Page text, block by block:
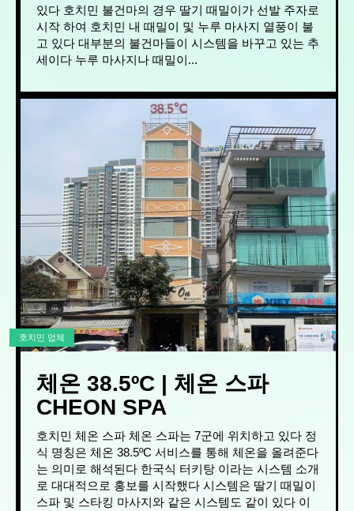
있다 호치민 불건마의 경우 딸기 때밀이가 선발 주자로
시작 하여 호치민 내 때밀이 및 누루 마사지 열풍이 불
고 있다 대부분의 불건마들이 시스템을 바꾸고 있는 추
세이다 누루 마사지나 때밀이...
호치민 업체
체온 38.5ºC | 체온 스파
CHEON SPA
호치민 체온 스파 체온 스파는 7군에 위치하고 있다 정
식 명칭은 체온 38.5ºC 서비스를 통해 체온을 올려준다
는 의미로 해석된다 한국식 터키탕 이라는 시스템 소개
로 대대적으로 홍보를 시작했다 시스템은 딸기 때밀이
스파 및 스타킹 마사지와 같은 시스템도 같이 있다 이